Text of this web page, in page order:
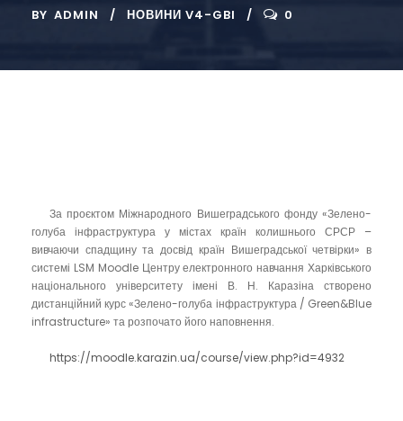
BY ADMIN НОВИНИ V4-GBI 0
За проєктом Міжнародного Вишеградського фонду «Зелено-
голуба інфраструктура у містах країн колишнього СРСР –
вивчаючи спадщину та досвід країн Вишеградської четвірки» в
системі LSM Moodle Центру електронного навчання Харківського
національного університету імені В. Н. Каразіна створено
дистанційний курс «Зелено-голуба інфраструктура / Green&Blue
infrastructure» та розпочато його наповнення.
https://moodle.karazin.ua/course/view.php?id=4932